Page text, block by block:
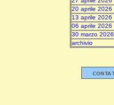
20 aprile 2026
13 aprile 2026
06 aprile 2026
30 marzo 2026
archivio